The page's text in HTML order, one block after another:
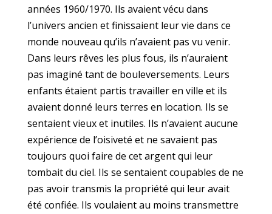
années 1960/1970. Ils avaient vécu dans
l’univers ancien et finissaient leur vie dans ce
monde nouveau qu’ils n’avaient pas vu venir.
Dans leurs rêves les plus fous, ils n’auraient
pas imaginé tant de bouleversements. Leurs
enfants étaient partis travailler en ville et ils
avaient donné leurs terres en location. Ils se
sentaient vieux et inutiles. Ils n’avaient aucune
expérience de l’oisiveté et ne savaient pas
toujours quoi faire de cet argent qui leur
tombait du ciel. Ils se sentaient coupables de ne
pas avoir transmis la propriété qui leur avait
été confiée. Ils voulaient au moins transmettre